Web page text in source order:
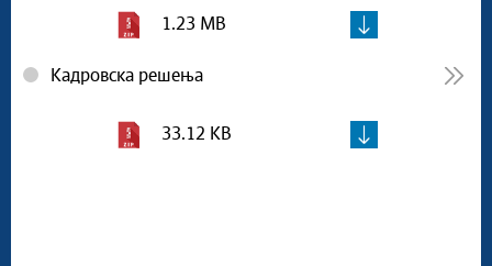
1.23 MB
Кадровска решења
33.12 KB